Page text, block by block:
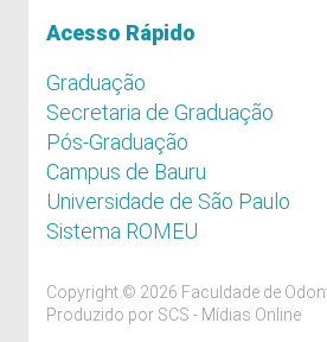
Acesso Rápido
Graduação
Secretaria de Graduação
Pós-Graduação
Campus de Bauru
Universidade de São Paulo
Sistema ROMEU
Copyright © 2026 Faculdade de
Produzido por SCS - Mídias Online